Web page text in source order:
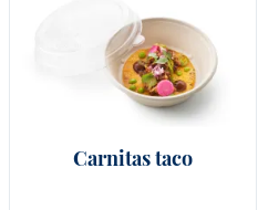
Carnitas taco